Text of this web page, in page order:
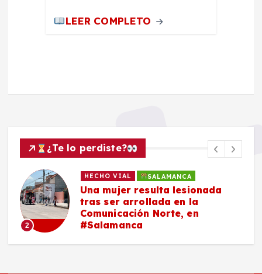
LEER COMPLETO
¿Te lo perdiste?
2
HECHO VIAL SALAMANCA
Una mujer resulta lesionada
tras ser arrollada en la
Comunicación Norte, en
#Salamanca